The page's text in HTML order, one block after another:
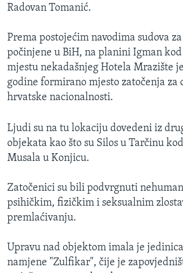
Radovan Tomanić.
Prema postojećim navodima sudova
počinjene u BiH, na planini Igman
mjestu nekadašnjeg Hotela Mrazište
godine formirano mjesto zatočenja za
hrvatske nacionalnosti.
Ljudi su na tu lokaciju dovedeni iz
objekata kao što su Silos u Tarčinu
Musala u Konjicu.
Zatočenici su bili podvrgnuti
psihičkim, fizičkim i seksualnim
premlaćivanju.
Upravu nad objektom imala je
namjene "Zulfikar", čije je